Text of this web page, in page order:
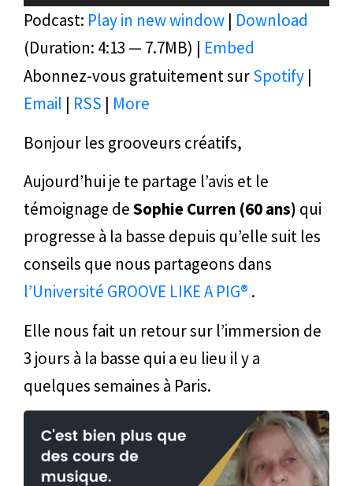
audio
Podcast: Play in new window | Download
(Duration: 4:13 — 7.7MB) | Embed
Abonnez-vous gratuitement surSpotify |
Email | RSS | More
Bonjour les grooveurs créatifs,
Aujourd’hui je te partage l’avis et le
témoignage deSophie Curren (60 ans) qui
progresse à la basse depuis qu’elle suit les
conseils que nous partageons dans
l’Université GROOVE LIKE A PIG® .
Elle nous fait un retour sur l’immersion de
3 jours à la basse qui a eu lieu il y a
quelques semaines à Paris.